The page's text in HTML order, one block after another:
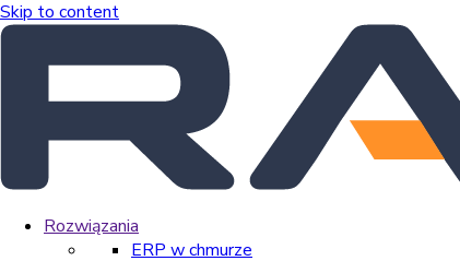
Skip to content
Rozwiązania
ERP w chmurze